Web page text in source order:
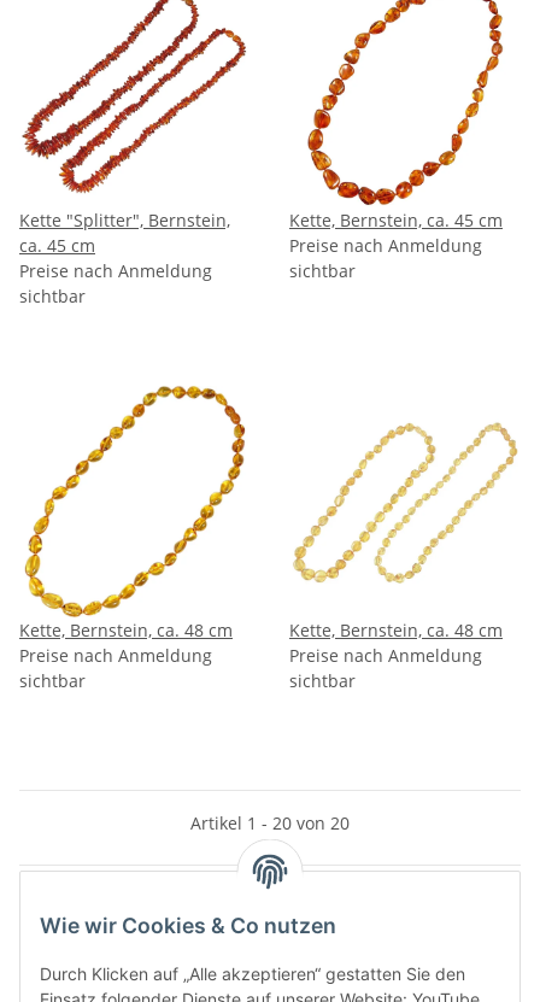
Wie wir Cookies & Co nutzen
Durch Klicken auf „Alle akzeptieren“ gestatten Sie den
Kette "Splitter", Bernstein,
ca. 45 cm
Preise nach Anmeldung
sichtbar
Kette, Bernstein, ca. 45 cm
Preise nach Anmeldung
sichtbar
Kette, Bernstein, ca. 48 cm
Preise nach Anmeldung
sichtbar
Kette, Bernstein, ca. 48 cm
Preise nach Anmeldung
sichtbar
Artikel 1 - 20 von 20